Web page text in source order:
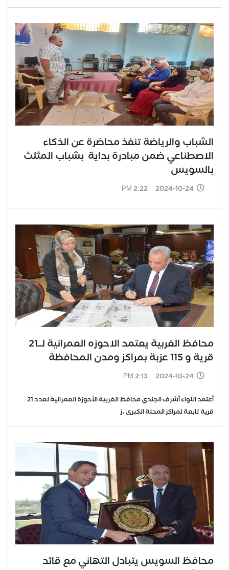
الشباب والرياضة تنفذ محاضرة عن الذكاء
الاصطناعي ضمن مبادرة بداية بشباب المثلث
بالسويس
2024-10-24 2:22 PM
محافظ الغربية يعتمد الاحوزه العمرانية لــ21
قرية و 115 عزبة بمراكز ومدن المحافظة
2024-10-24 2:13 PM
أعتمد اللواء أشرف الجندي محافظ الغربية الأحوزة العمرانية لعدد 21
قرية تابعة لمراكز المحلة الكبرى ، ز
محافظ السويس يتبادل التهاني مع قائد